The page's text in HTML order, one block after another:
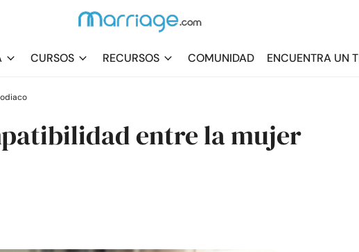
CURSOS RECURSOS COMUNIDAD ENCUENTRA UN
entre la mujer